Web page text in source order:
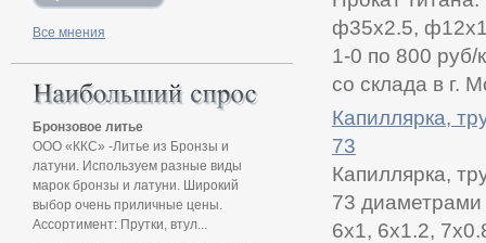
ф35х2.5, ф12х1
1-0 по 800
со склада в г.
Капиллярка,
73
Капиллярка,
73 диаметрами
6х1, 6х1.2,
Все мнения
Бронзовое литье
ООО «ККС» -Литье из Бронзы и
латуни. Используем разные виды
марок бронзы и латуни. Широкий
выбор очень приличные цены.
Ассортимент: Прутки, втул...